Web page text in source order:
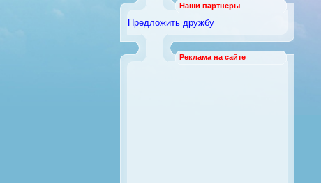
Наши партнеры
Предложить дружбу
Реклама на сайте